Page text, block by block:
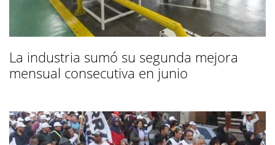
La industria sumó su segunda mejora
mensual consecutiva en junio